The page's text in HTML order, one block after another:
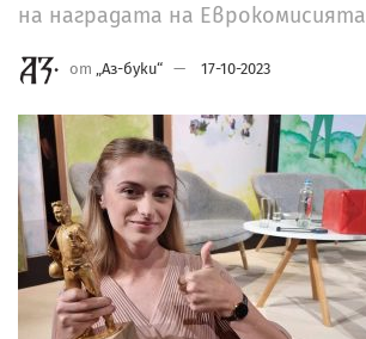
на наградата на Еврокомисията
от „Аз-буки“ 17-10-2023